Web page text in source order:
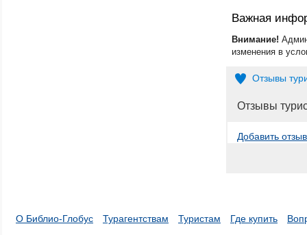
Важная
Внимание!
изменения в
Отзывы
Отзывы
Добавить отзыв
О Библио-Глобус Турагентствам Туристам Где купить